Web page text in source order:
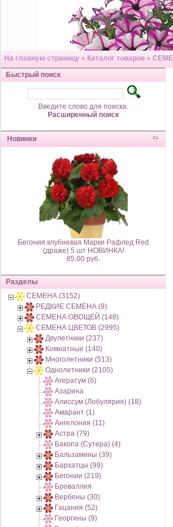
На главную страницу » Каталог товаров »
Быстрый поиск
Введите слово для поиска.
Расширенный поиск
Новинки
Бегония клубневая Марки Рафлед Red
(драже) 5 шт НОВИНКА!
85.00 руб.
Разделы
СЕМЕНА (3152)
РЕДКИЕ СЕМЕНА (9)
СЕМЕНА ОВОЩЕЙ (148)
СЕМЕНА ЦВЕТОВ (2995)
Двулетники (237)
Комнатные (140)
Многолетники (513)
Однолетники (2105)
Агератум (6)
Азарина
Алиссум (Лобулярия) (18)
Амарант (1)
Ангелония (11)
Астра (79)
Бакопа (Сутера) (4)
Бальзамины (39)
Бархатцы (99)
Бегонии (219)
Броваллия
Вербены (30)
Гацания (52)
Георгины (9)